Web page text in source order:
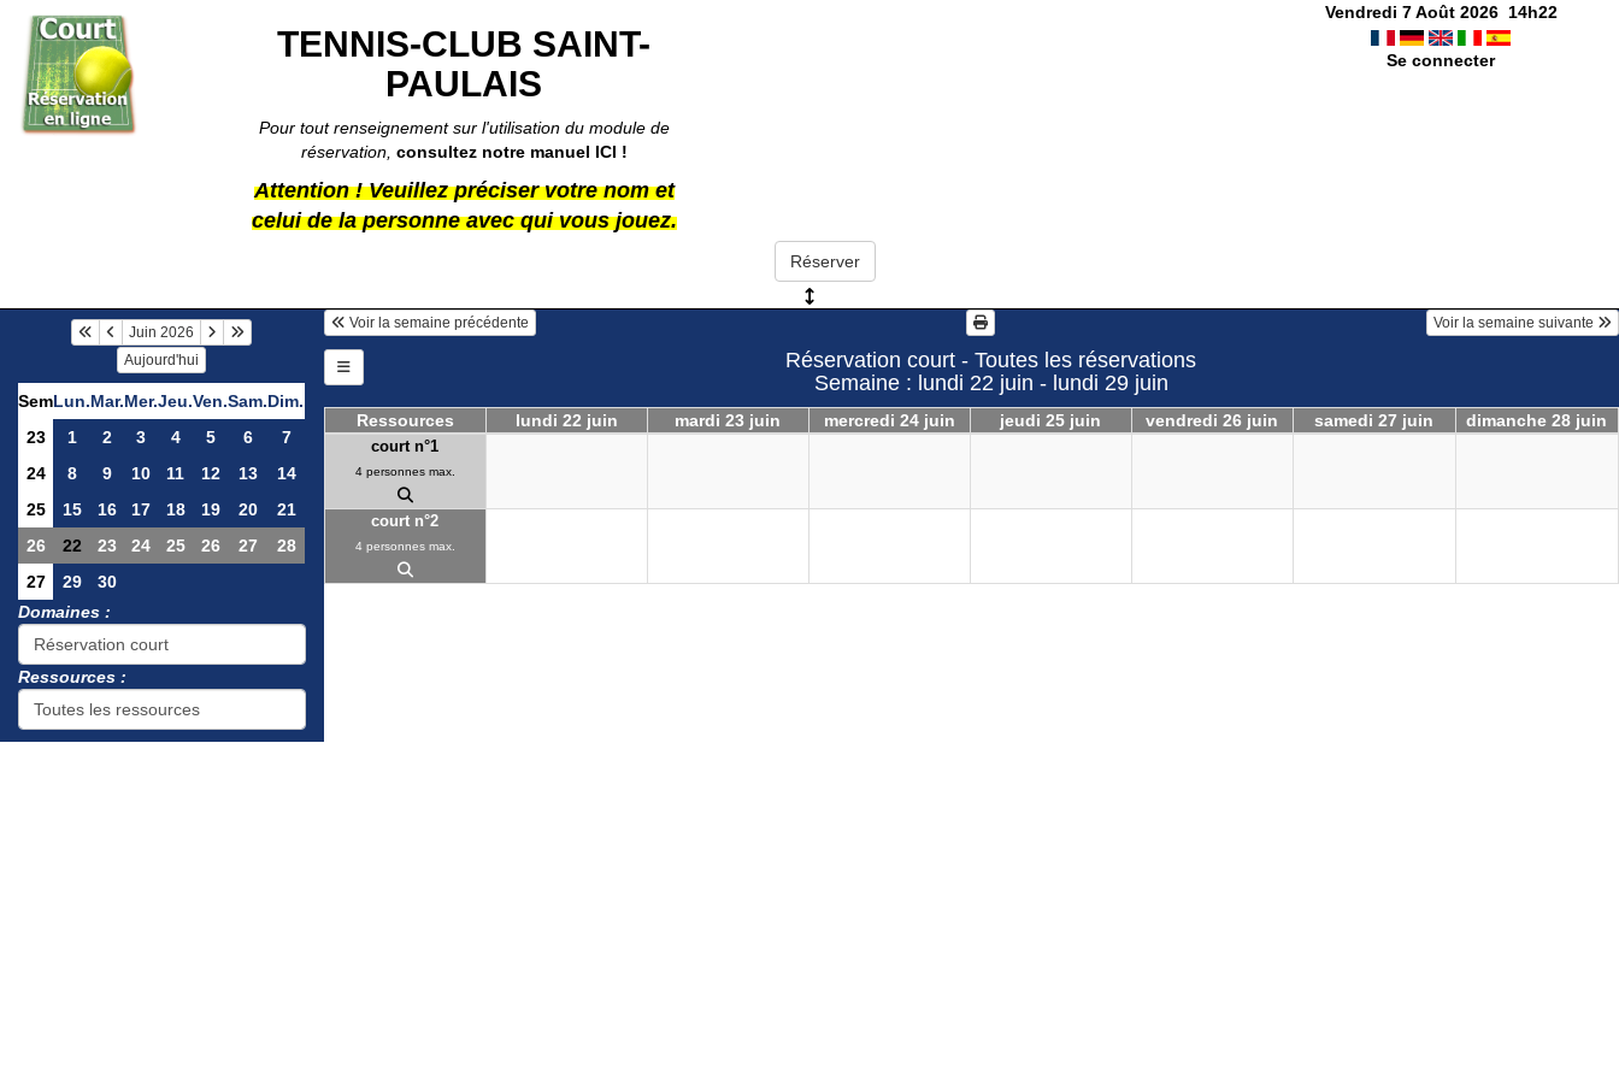
TENNIS-CLUB SAINT-
PAULAIS
Pour tout renseignement sur l'utilisation du module de
réservation, consultez notre manuel ICI !
Attention ! Veuillez préciser votre nom et
celui de la personne avec qui vous jouez.
Vendredi 7 Août 2026 14h22
Se connecter
Juin 2026
Aujourd'hui
SemLun.Mar.Mer.Jeu.Ven.Sam.Dim.
23
1 2 3 4 5 6
7
24
8 9 10 11 12 13
14
25
15 16 17 18 19 20
21
26
22 23 24 25 26 27
28
27
29
30
Domaines :
Ressources :
Voir la semaine précédente Voir la semaine suivante
Réservation court - Toutes les réservations
Semaine : lundi 22 juin - lundi 29 juin
Ressources lundi 22 juin mardi 23 juin mercredi 24 juin jeudi 25 juin vendredi 26 juin samedi 27 juin dimanche 28 juin
court n°1
4 personnes max.
court n°2
4 personnes max.